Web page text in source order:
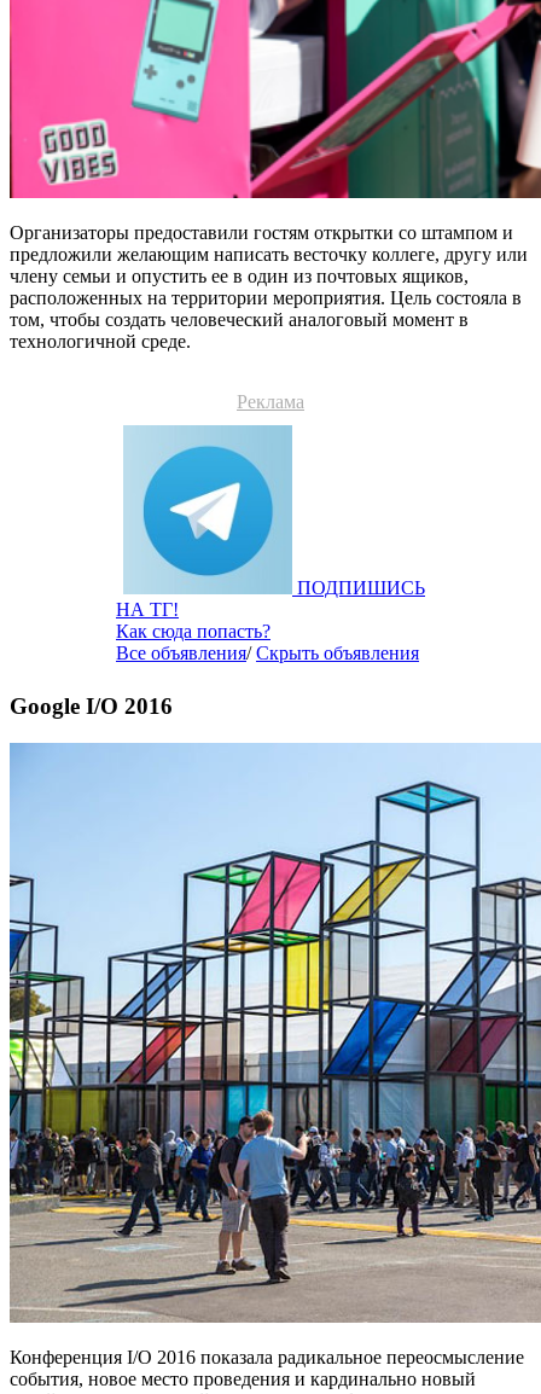
Организаторы предоставили гостям открытки со штампом и
предложили желающим написать весточку коллеге, другу или
члену семьи и опустить ее в один из почтовых ящиков,
расположенных на территории мероприятия. Цель состояла в
том, чтобы создать человеческий аналоговый момент в
технологичной среде.
Реклама
ПОДПИШИСЬ
НА ТГ!
Как сюда попасть?
Все объявления/Скрыть объявления
Google I/O 2016
Конференция I/O 2016 показала радикальное переосмысление
события, новое место проведения и кардинально новый